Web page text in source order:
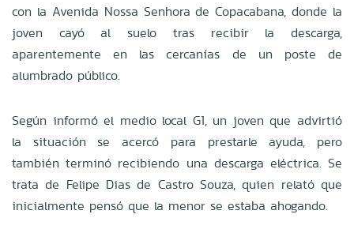
con la Avenida Nossa Senhora de Copacabana, donde la
joven cayó al suelo tras recibir la descarga,
aparentemente en las cercanías de un poste de
alumbrado público.
Según informó el medio local G1, un joven que advirtió
la situación se acercó para prestarle ayuda, pero
también terminó recibiendo una descarga eléctrica. Se
trata de Felipe Dias de Castro Souza, quien relató que
inicialmente pensó que la menor se estaba ahogando.